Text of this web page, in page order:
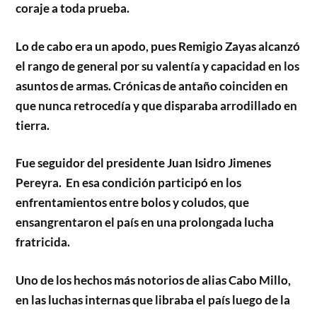
coraje a toda prueba.
Lo de cabo era un apodo, pues Remigio Zayas alcanzó
el rango de general por su valentía y capacidad en los
asuntos de armas. Crónicas de antaño coinciden en
que nunca retrocedía y que disparaba arrodillado en
tierra.
Fue seguidor del presidente Juan Isidro Jimenes
Pereyra. En esa condición participó en los
enfrentamientos entre bolos y coludos, que
ensangrentaron el país en una prolongada lucha
fratricida.
Uno de los hechos más notorios de alias Cabo Millo,
en las luchas internas que libraba el país luego de la